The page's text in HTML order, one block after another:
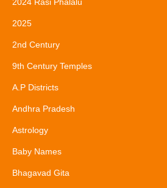
2025
2nd Century
9th Century Temples
A.P Districts
Andhra Pradesh
Astrology
Baby Names
Bhagavad Gita